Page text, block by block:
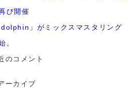
び開催
」がミックスマスタリング
。
のコメント
ーカイブ